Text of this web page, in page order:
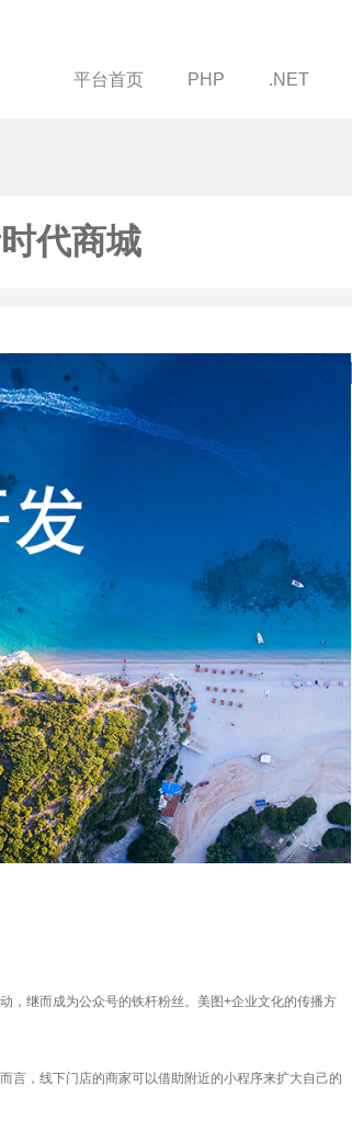
平台首页 PHP .NET
代商城
，继而成为公众号的铁杆粉丝。美图+企业文化的传播方
言，线下门店的商家可以借助附近的小程序来扩大自己的